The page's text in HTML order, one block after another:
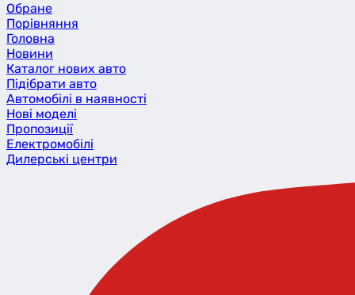
Обране
Порівняння
Головна
Новини
Каталог нових авто
Підібрати авто
Автомобілі в наявності
Нові моделі
Пропозиції
Eлектромобілі
Дилерські центри